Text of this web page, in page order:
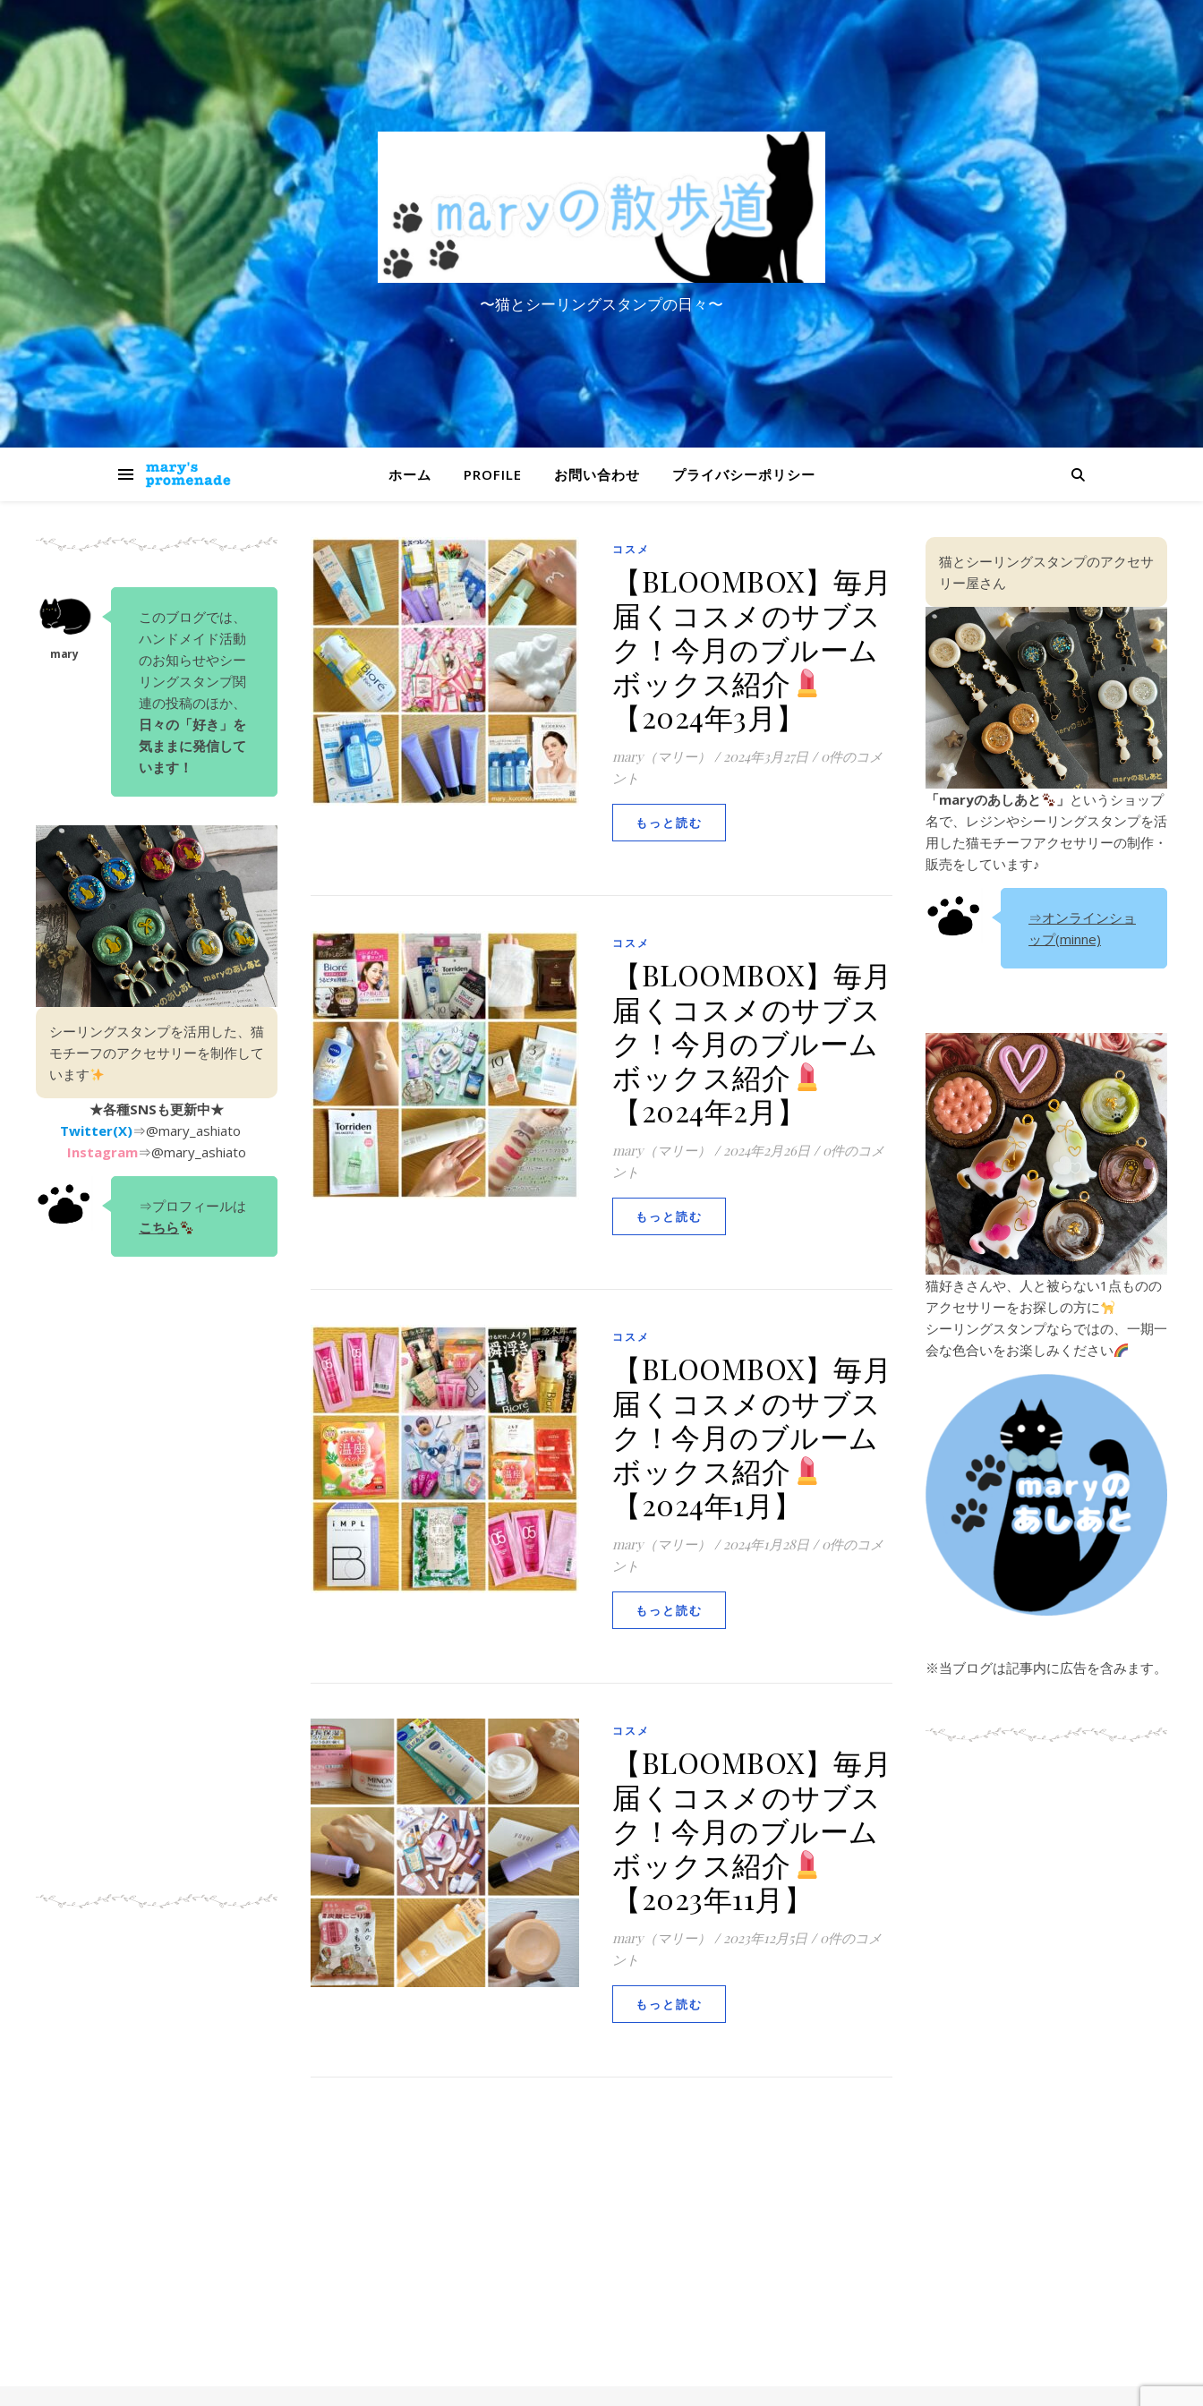
〜猫とシーリングスタンプの日々〜
ホーム PROFILE お問い合わせ プライバシーポリシー
このブログでは、
ハンドメイド活動
のお知らせやシー
リングスタンプ関
連の投稿のほか、
日々の「好き」を
気ままに発信して
います！
シーリングスタンプを活用した、猫
モチーフのアクセサリーを制作して
います
★各種SNSも更新中★
Twitter(X)⇒@mary_ashiato
Instagram⇒@mary_ashiato
⇒プロフィールは
こちら
コスメ
【BLOOMBOX】毎月
届くコスメのサブス
ク！今月のブルーム
ボックス紹介
【2024年3月】
mary（マリー） / 2024年3月27日 / 0件のコメ
ント
もっと読む
コスメ
【BLOOMBOX】毎月
届くコスメのサブス
ク！今月のブルーム
ボックス紹介
【2024年2月】
mary（マリー） / 2024年2月26日 / 0件のコメ
ント
もっと読む
コスメ
【BLOOMBOX】毎月
届くコスメのサブス
ク！今月のブルーム
ボックス紹介
【2024年1月】
mary（マリー） / 2024年1月28日 / 0件のコメ
ント
もっと読む
コスメ
【BLOOMBOX】毎月
届くコスメのサブス
ク！今月のブルーム
ボックス紹介
【2023年11月】
mary（マリー） / 2023年12月5日 / 0件のコメ
ント
もっと読む
猫とシーリングスタンプのアクセサ
リー屋さん
「maryのあしあと 」 というショップ
名で、レジンやシーリングスタンプを活
用した猫モチーフアクセサリーの制作・
販売をしています♪
⇒オンラインショ
ップ(minne)
猫好きさんや、人と被らない1点ものの
アクセサリーをお探しの方に
シーリングスタンプならではの、一期一
会な色合いをお楽しみください
※当ブログは記事内に広告を含みます。